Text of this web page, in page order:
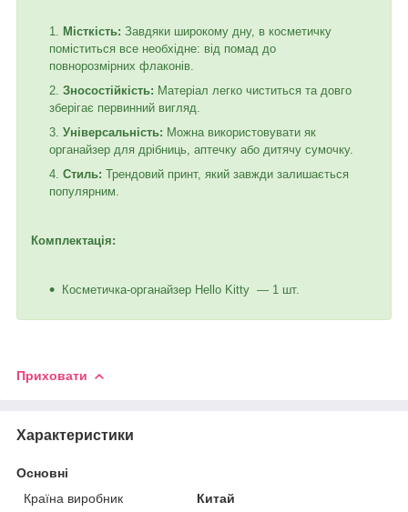
Місткість: Завдяки широкому дну, в косметичку
поміститься все необхідне: від помад до
повнорозмірних флаконів.
Зносостійкість: Матеріал легко чиститься та довго
зберігає первинний вигляд.
Універсальність: Можна використовувати як
органайзер для дрібниць, аптечку або дитячу сумочку.
Стиль: Трендовий принт, який завжди залишається
популярним.
Комплектація:
Косметичка-органайзер Hello Kitty — 1 шт.
Приховати
Характеристики
Основні
Країна виробник
Китай